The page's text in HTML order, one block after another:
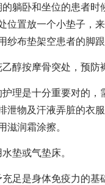
躺卧和坐位的患者时
位置放一个小垫子，
纱布垫架空患者的脚跟
醇按摩骨突处，预防
护理是十分重要对的，
泄物及汗液弄脏的衣
滋润霜涂擦。
垫或气垫床。
充足是身体免疫力的基